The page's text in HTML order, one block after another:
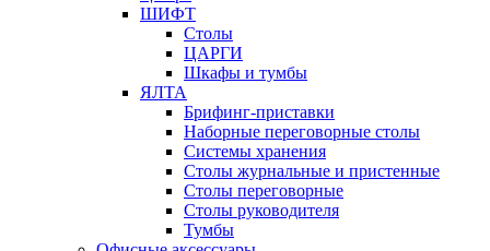
ШИФТ
Столы
ЦАРГИ
Шкафы и тумбы
ЯЛТА
Брифинг-приставки
Наборные переговорные столы
Системы хранения
Столы журнальные и пристенные
Столы переговорные
Столы руководителя
Тумбы